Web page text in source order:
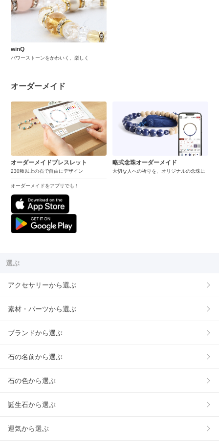
winQ
パワーストーンをかわいく、楽しく
オーダーメイド
オーダーメイドブレスレット
230種以上の石で自由にデザイン
オーダーメイドをアプリでも！
略式念珠オーダーメイド
大切な人への祈りを、オリジナルの念珠に
選ぶ
アクセサリーから選ぶ
素材・パーツから選ぶ
ブランドから選ぶ
石の名前から選ぶ
石の色から選ぶ
誕生石から選ぶ
運気から選ぶ